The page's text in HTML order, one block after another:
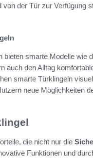
der Tür zur Verfügung
bieten smarte Modelle wie
auch den Alltag
smarte Türklingeln
neue Möglichkeiten
die nicht nur die
Funktionen und